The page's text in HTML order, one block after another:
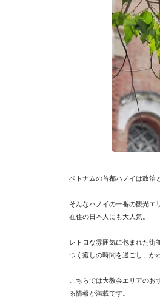
ベトナムの首都ハノイは政治
そんなハノイの一番の観光エ
在住の日本人にも大人気。
レトロな雰囲気に包まれた街
つく癒しの時間を過ごし、か
こちらでは大教会エリアのお
る情報が満載です。